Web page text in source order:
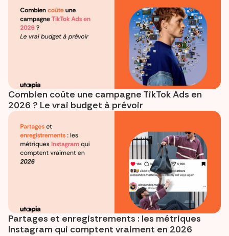
Combien coûte une campagne TikTok Ads en
2026 ? Le vrai budget à prévoir
Partages et enregistrements : les métriques
Instagram qui comptent vraiment en 2026